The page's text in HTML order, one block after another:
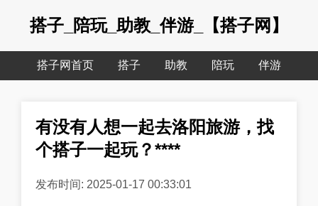
搭子_陪玩_助教_伴游_【搭子网】
搭子网首页 搭子 助教 陪玩 伴游
有没有人想一起去洛阳旅游，找
个搭子一起玩？****
发布时间: 2025-01-17 00:33:01